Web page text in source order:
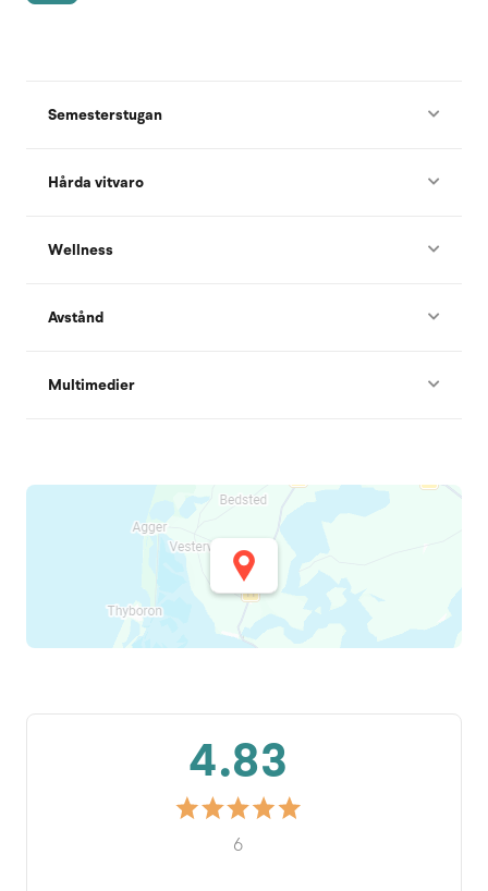
Semesterstugan
Hårda vitvaro
Wellness
Avstånd
Multimedier
4.83
6